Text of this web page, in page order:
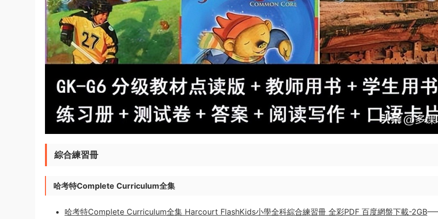
綜合練習冊
哈考特Complete Curriculum全集
哈考特Complete Curriculum全集 Harcourt FlashKids小學全科綜合練習冊 全彩PDF 百度網盤下載-2GB